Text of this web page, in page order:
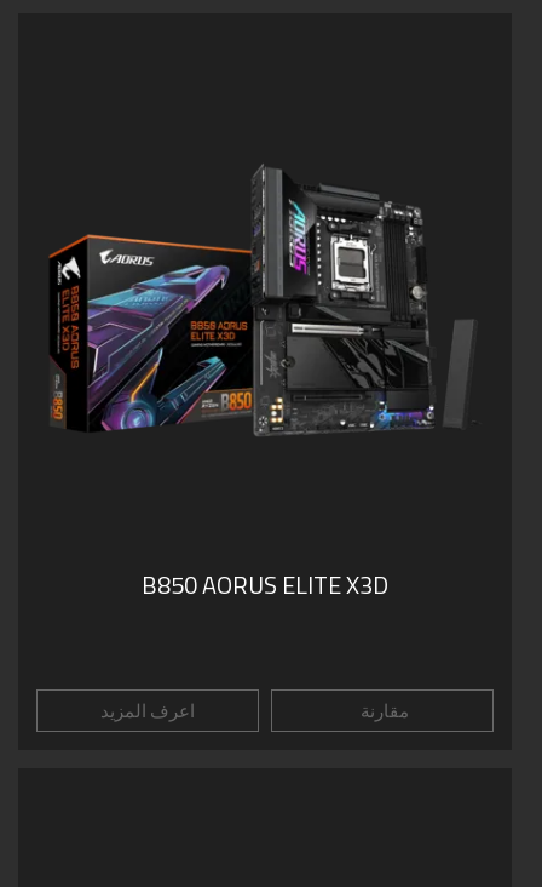
B850 AORUS ELITE X3D
اعرف المزيد مقارنة